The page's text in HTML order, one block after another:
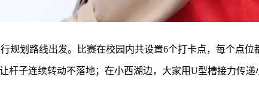
规划路线出发。比赛在校园内共设置6个打卡点，每个点位
杆子连续转动不落地；在小西湖边，大家用U型槽接力传